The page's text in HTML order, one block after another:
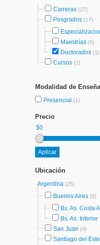
Carreras (27)
Posgrados (17)
Maestrías (6)
Doctorados (1)
Cursos (2)
Modalidad de
Presencial (1)
Precio
$0
Ubicación
Argentina (25)
Buenos Aires (8)
Bs. As. Costa
Bs. As. Interior
San Juan (4)
Santiago del